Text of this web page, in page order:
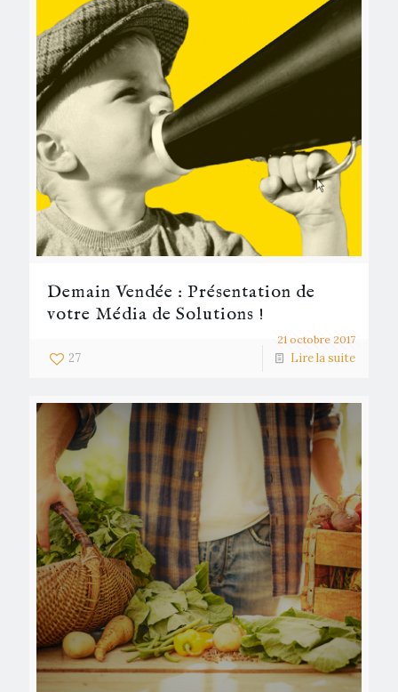
21 octobre 2017
Demain Vendée : Présentation de
votre Média de Solutions !
27 Lire la suite